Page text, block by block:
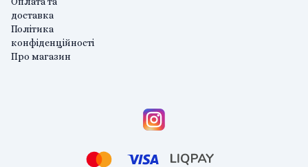
доставка
Політика
конфіденційності
Про магазин